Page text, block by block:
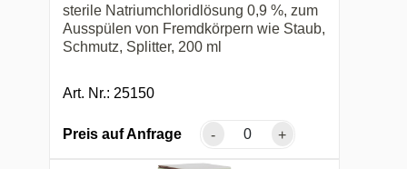
sterile Natriumchloridlösung 0,9 %, zum
Ausspülen von Fremdkörpern wie Staub,
Schmutz, Splitter, 200 ml
Art. Nr.: 25150
Preis auf Anfrage - +